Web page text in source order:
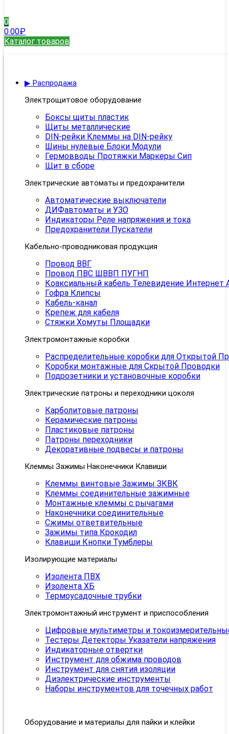
0
0.00₽
Каталог товаров
▶ Распродажа
Электрощитовое оборудование
Боксы щиты пластик
Щиты металлические
DIN-рейки Клеммы на DIN-рейку
Шины нулевые Блоки Модули
Гермовводы Протяжки Маркеры Сип
Щит в сборе
Электрические автоматы и предохранители
Автоматические выключатели
ДИФавтоматы и УЗО
Индикаторы Реле напряжения и тока
Предохранители Пускатели
Кабельно-проводниковая продукция
Провод ВВГ
Провод ПВС ШВВП ПУГНП
Коаксиальный кабель Телевидение Интернет
Гофра Клипсы
Кабель-канал
Крепеж для кабеля
Стяжки Хомуты Площадки
Электромонтажные коробки
Распределительные коробки для Открытой
Коробки монтажные для Скрытой Проводки
Подрозетники и установочные коробки
Электрические патроны и переходники цоколя
Карболитовые патроны
Керамические патроны
Пластиковые патроны
Патроны переходники
Декоративные подвесы и патроны
Клеммы Зажимы Наконечники Клавиши
Клеммы винтовые Зажимы ЗКВК
Клеммы соединительные зажимные
Монтажные клеммы с рычагами
Наконечники соединительные
Сжимы ответвительные
Зажимы типа Крокодил
Клавиши Кнопки Тумблеры
Изолирующие материалы
Изолента ПВХ
Изолента ХБ
Термоусадочные трубки
Электромонтажный инструмент и приспособления
Цифровые мультиметры и
Тестеры Детекторы Указатели напряжения
Индикаторные отвертки
Инструмент для обжима проводов
Инструмент для снятия изоляции
Диэлектрические инструменты
Наборы инструментов для точечных работ
Оборудование и материалы для пайки и клейки